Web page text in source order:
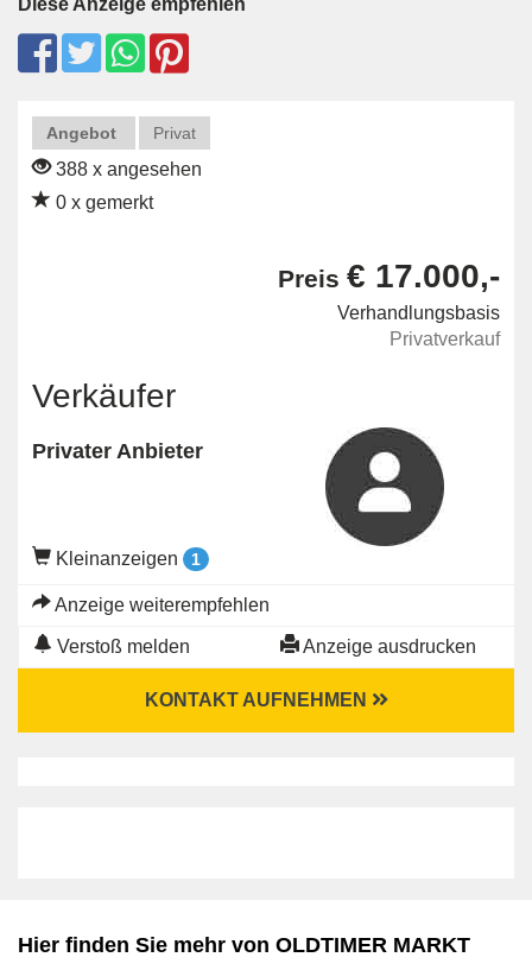
Angebot Privat
388 x angesehen
0 x gemerkt
Preis € 17.000,-
Verhandlungsbasis
Privatverkauf
Verkäufer
Privater Anbieter
Kleinanzeigen 1
Anzeige weiterempfehlen
Verstoß melden Anzeige ausdrucken
KONTAKT AUFNEHMEN
Hier finden Sie mehr von OLDTIMER MARKT